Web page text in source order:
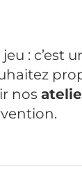
: c’est
nos